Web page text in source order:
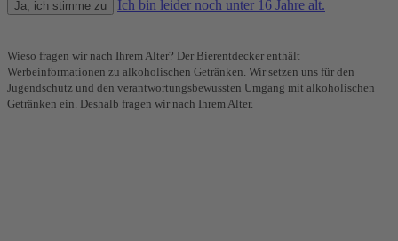
Ja, ich stimme zu Ich bin leider noch unter 16 Jahre alt.
Wieso fragen wir nach Ihrem Alter? Der Bierentdecker enthält
Werbeinformationen zu alkoholischen Getränken. Wir setzen uns für den
Jugendschutz und den verantwortungsbewussten Umgang mit alkoholischen
Getränken ein. Deshalb fragen wir nach Ihrem Alter.